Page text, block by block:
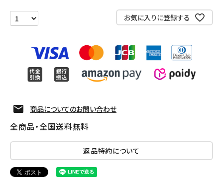
meeting_room ログイン
Follow us
お気に入りに登録する
商品についてのお問い合わせ
全商品・全国送料無料
返品特約について